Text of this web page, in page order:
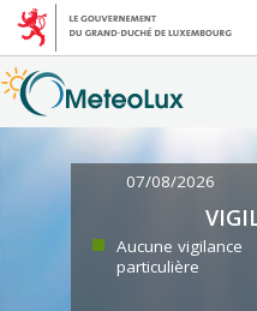
07/08/2026
Aucune vigilance
particulière